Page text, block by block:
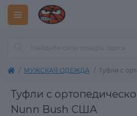
МУЖСКАЯ ОДЕЖДА Туфли с
Туфли с
Nunn Bush США